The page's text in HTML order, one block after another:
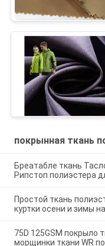
покрынная ткань
Бреатабле ткань
Рипстоп полиэстера
Простой ткань
куртки осени и зимы
75D 125GSM покрыло
морщинки ткани WR